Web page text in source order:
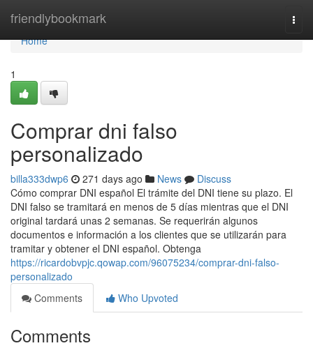
friendlybookmark
Home
Home
1
Comprar dni falso
personalizado
billa333dwp6 271 days ago News
Discuss
Cómo comprar DNI español El trámite del DNI tiene su plazo. El
DNI falso se tramitará en menos de 5 días mientras que el DNI
original tardará unas 2 semanas. Se requerirán algunos
documentos e información a los clientes que se utilizarán para
tramitar y obtener el DNI español. Obtenga
https://ricardobvpjc.qowap.com/96075234/comprar-dni-falso-
personalizado
Comments
Who Upvoted
Comments